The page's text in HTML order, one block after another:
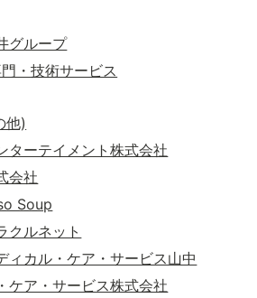
グループ
・技術サービス
他)
ターテイメント株式会社
会社
Soup
クルネット
ィカル・ケア・サービス山中
ケア・サービス株式会社